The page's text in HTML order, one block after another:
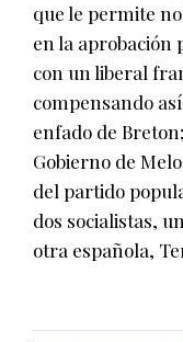
que le permite
en la
con un liberal
compensando
enfado de
Gobierno de
del partido
dos socialistas,
otra española,